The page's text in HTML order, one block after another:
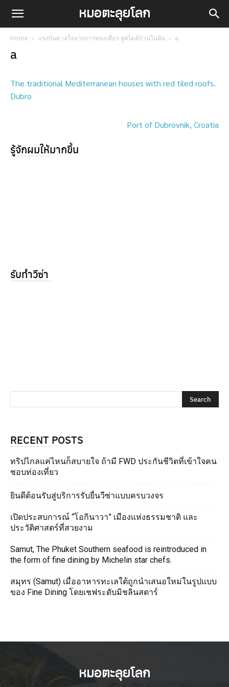
Home แรงบันดาลใจจากการท่องเที่ยว สู่สไตล์บ้านในฝัน a
a
The traditional Mediterranean houses with red tiled roofs.
Dubro
Port of Dubrovnik, Croatia
รู้จักผมให้มากขึ้น
รับทำวีซ่า
RECENT POSTS
ทริปไกลแค่ไหนก็สบายใจ ถ้ามี FWD ประกันชีวิตที่เข้าใจคน
ชอบท่องเที่ยว
ยินดีต้อนรับสู่บริการรับยื่นวีซ่าแบบครบวงจร
เปิดประสบการณ์ “โอกินาวา” เมืองแห่งธรรมชาติ และ
ประวัติศาสตร์ที่สวยงาม
Samut, The Phuket Southern seafood is reintroduced in
the form of fine dining by Michelin star chefs.
สมุทร (Samut) เมื่ออาหารทะเลใต้ถูกนำเสนอใหม่ในรูปแบบ
ของ Fine Dining โดยเชฟระดับมิชลินสตาร์